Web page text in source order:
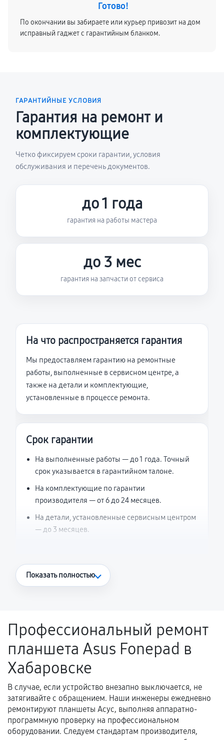
Готово!
По окончании вы забираете или курьер привозит на дом
исправный гаджет с гарантийным бланком.
ГАРАНТИЙНЫЕ УСЛОВИЯ
Гарантия на ремонт и
комплектующие
Четко фиксируем сроки гарантии, условия
обслуживания и перечень документов.
до 1 года
гарантия на работы мастера
до 3 мес
гарантия на запчасти от сервиса
На что распространяется гарантия
Мы предоставляем гарантию на ремонтные
работы, выполненные в сервисном центре, а
также на детали и комплектующие,
установленные в процессе ремонта.
Срок гарантии
На выполненные работы — до 1 года. Точный
срок указывается в гарантийном талоне.
На комплектующие по гарантии
производителя — от 6 до 24 месяцев.
На детали, установленные сервисным центром
— до 3 месяцев.
Что считается гарантийным случаем
Поломка установленной детали при
нормальной эксплуатации в течение
гарантийного срока.
Несоответствие комплектующей заявленным
техническим характеристикам.
Документы для подтверждения
Показать полностью
Профессиональный ремонт
планшета Asus Fonepad в
Хабаровске
В случае, если устройство внезапно выключается, не
затягивайте с обращением. Наши инженеры ежедневно
ремонтируют планшеты Асус, выполняя аппаратно-
программную проверку на профессиональном
оборудовании. Следуем стандартам производителя,